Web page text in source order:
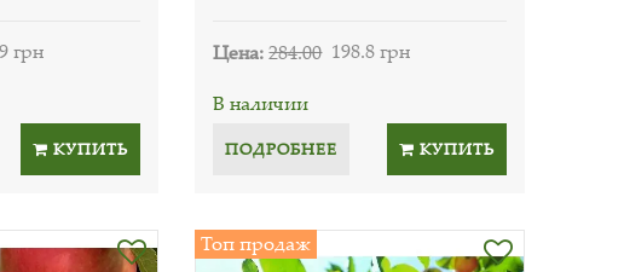
грн
КУПИТЬ
Цена:284.00 198.8 грн
В наличии
ПОДРОБНЕЕ КУПИТЬ
Топ продаж